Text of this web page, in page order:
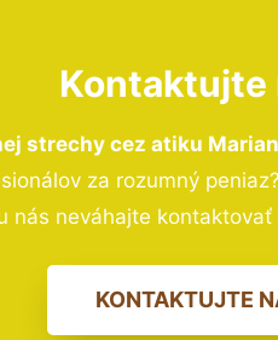
Kontaktujte
strechy cez atiku
za rozumný
nás neváhajte
KONTAKTUJTE